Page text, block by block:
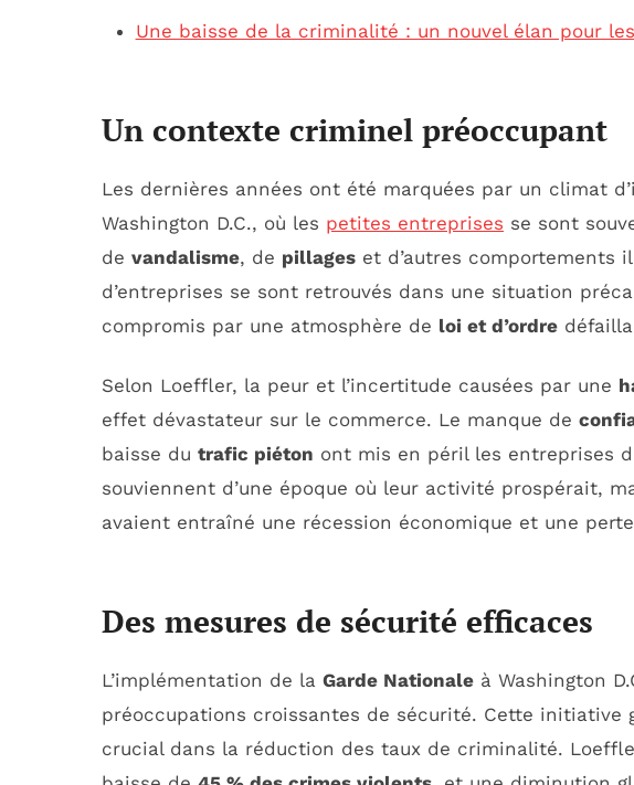
Une baisse de la criminalité : un nouvel élan pour
Un contexte criminel préoccupant
Les dernières années ont été marquées par un climat
Washington D.C., où les petites entreprises se sont
de vandalisme, de pillages et d’autres comportements
d’entreprises se sont retrouvés dans une situation
compromis par une atmosphère de loi et d’ordre
Selon Loeffler, la peur et l’incertitude causées par une
effet dévastateur sur le commerce. Le manque de
baisse du trafic piéton ont mis en péril les entreprises
souviennent d’une époque où leur activité prospérait,
avaient entraîné une récession économique et une
Des mesures de sécurité efficaces
L’implémentation de la Garde Nationale à Washington
préoccupations croissantes de sécurité. Cette initiative
crucial dans la réduction des taux de criminalité.